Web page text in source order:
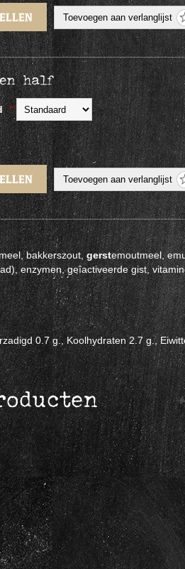
half
*
bakkerszout, gerstemoutmeel,
enzymen, geîactiveerde gist,
0.7 g., Koolhydraten 2.7 g.,